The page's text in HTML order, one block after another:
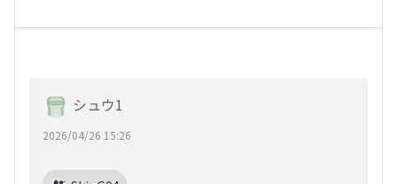
シュウ1
2026/04/26 15:26